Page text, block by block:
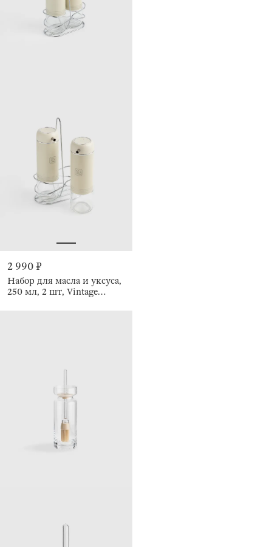
2 990 ₽
Набор для масла и уксуса,
250 мл, 2 шт, Vintage